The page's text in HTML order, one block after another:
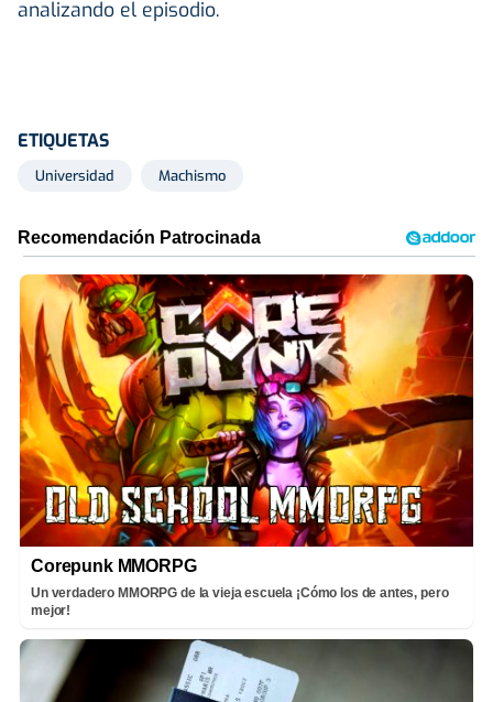
analizando el episodio.
ETIQUETAS
Universidad Machismo
Corepunk MMORPG
Un verdadero MMORPG de la vieja escuela ¡Cómo los de antes, pero
mejor!